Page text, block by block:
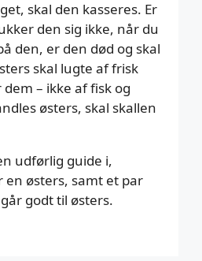
skal den kasseres. Er
den sig ikke, når du
den, er den død og skal
skal lugte af frisk
– ikke af fisk og
østers, skal skallen
udførlig guide i,
østers, samt et par
godt til østers.